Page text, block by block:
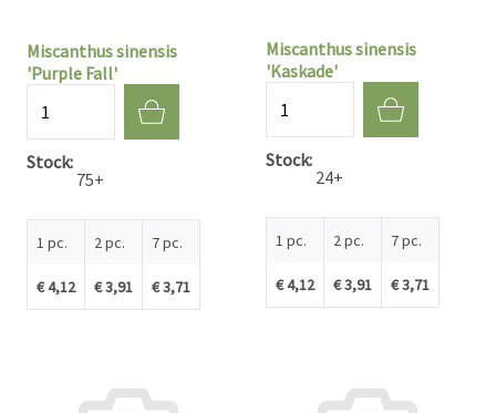
Miscanthus sinensis
'Purple Fall'
Stock
75+
1 pc.
€ 4,12
2 pc.
€ 3,91
7 pc.
€ 3,71
Miscanthus sinensis
'Kaskade'
Stock
24+
1 pc.
€ 4,12
2 pc.
€ 3,91
7 pc.
€ 3,71